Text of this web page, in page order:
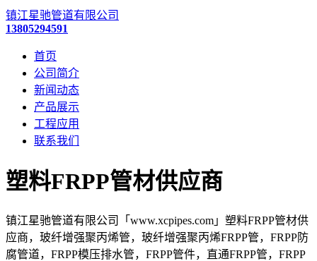
镇江星驰管道有限公司
13805294591
首页
公司简介
新闻动态
产品展示
工程应用
联系我们
塑料FRPP管材供应商
镇江星驰管道有限公司「www.xcpipes.com」塑料FRPP管材供
应商，玻纤增强聚丙烯管，玻纤增强聚丙烯FRPP管，FRPP防
腐管道，FRPP模压排水管，FRPP管件，直通FRPP管，FRPP